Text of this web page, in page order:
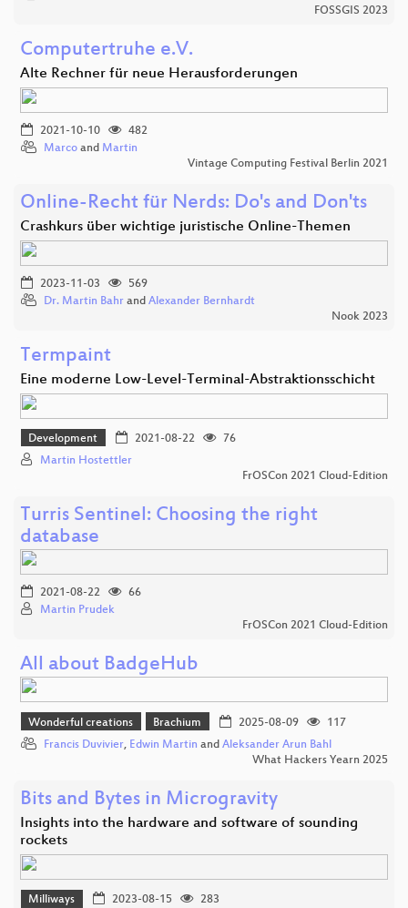
FOSSGIS 2023
Computertruhe e.V.
Alte Rechner für neue Herausforderungen
2021-10-10
482
Marco and Martin
Vintage Computing Festival Berlin 2021
Online-Recht für Nerds: Do's and Don'ts
Crashkurs über wichtige juristische Online-Themen
2023-11-03
569
Dr. Martin Bahr and Alexander Bernhardt
Nook 2023
Termpaint
Eine moderne Low-Level-Terminal-Abstraktionsschicht
Development 2021-08-22
76
Martin Hostettler
FrOSCon 2021 Cloud-Edition
Turris Sentinel: Choosing the right
database
2021-08-22
66
Martin Prudek
FrOSCon 2021 Cloud-Edition
All about BadgeHub
Wonderful creations Brachium 2025-08-09
117
Francis Duvivier, Edwin Martin and Aleksander Arun Bahl
What Hackers Yearn 2025
Bits and Bytes in Microgravity
Insights into the hardware and software of sounding
rockets
Milliways 2023-08-15
283